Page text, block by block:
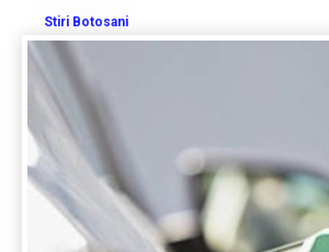
Stiri Botosani